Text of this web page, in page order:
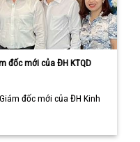
đốc mới của ĐH KTQD
đốc mới của ĐH Kinh